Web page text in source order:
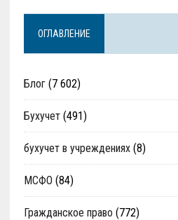
ОГЛАВЛЕНИЕ
Блог(7 602)
Бухучет(491)
бухучет в учреждениях(8)
МСФО (84)
Гражданское право (772)